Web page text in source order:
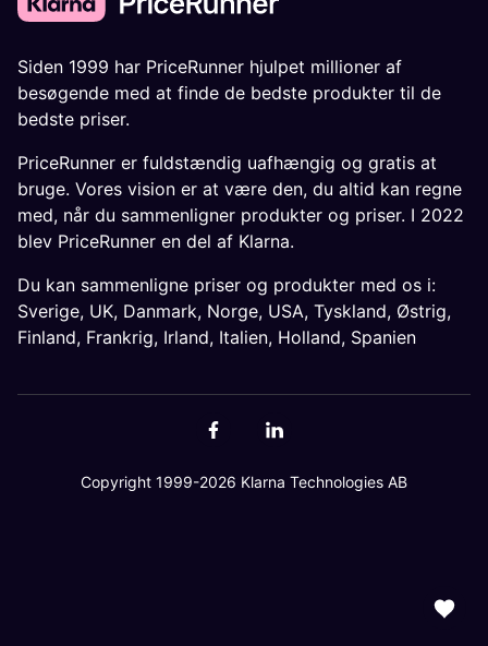
Siden 1999 har PriceRunner hjulpet millioner af
besøgende med at finde de bedste produkter til de
bedste priser.
PriceRunner er fuldstændig uafhængig og gratis at
bruge. Vores vision er at være den, du altid kan regne
med, når du sammenligner produkter og priser. I 2022
blev PriceRunner en del af Klarna.
Du kan sammenligne priser og produkter med os i:
Sverige, UK, Danmark, Norge, USA, Tyskland, Østrig,
Finland, Frankrig, Irland, Italien, Holland, Spanien
Copyright 1999-2026 Klarna Technologies AB